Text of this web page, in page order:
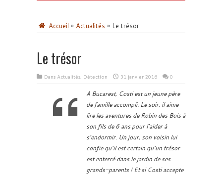
Accueil » Actualités » Le trésor
Le trésor
Dans Actualités, Détection 31 janvier 2016 0
A Bucarest, Costi est un jeune père
de famille accompli. Le soir, il aime
lire les aventures de Robin des Bois à
son fils de 6 ans pour l’aider à
s’endormir. Un jour, son voisin lui
confie qu’il est certain qu’un trésor
est enterré dans le jardin de ses
grands-parents ! Et si Costi accepte